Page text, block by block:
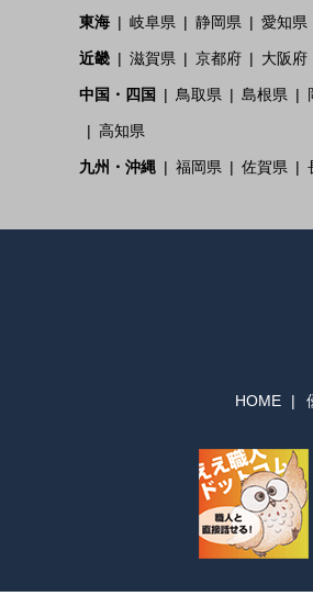
東海 岐阜県 静岡県 愛知県
近畿 滋賀県 京都府 大阪府
中国・四国 鳥取県 島根県
高知県
九州・沖縄 福岡県 佐賀県
HOME